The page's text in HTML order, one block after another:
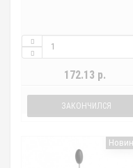
172.13 р.
ЗАКОНЧИЛСЯ